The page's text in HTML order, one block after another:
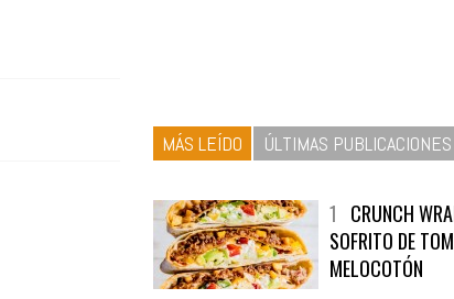
MÁS LEÍDO ÚLTIMAS PUBLICACIONES